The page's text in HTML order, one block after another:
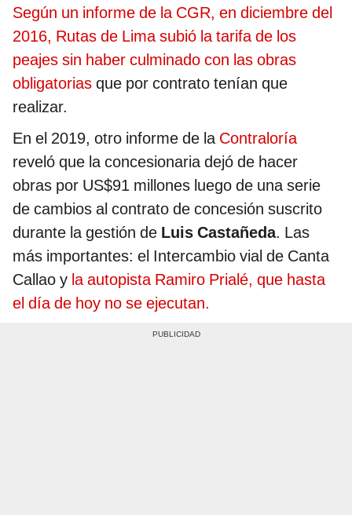
Según un informe de la CGR, en diciembre del
2016, Rutas de Lima subió la tarifa de los
peajes sin haber culminado con las obras
obligatorias que por contrato tenían que
realizar.
En el 2019, otro informe de la Contraloría
reveló que la concesionaria dejó de hacer
obras por US$91 millones luego de una serie
de cambios al contrato de concesión suscrito
durante la gestión de Luis Castañeda. Las
más importantes: el Intercambio vial de Canta
Callao y la autopista Ramiro Prialé, que hasta
el día de hoy no se ejecutan.